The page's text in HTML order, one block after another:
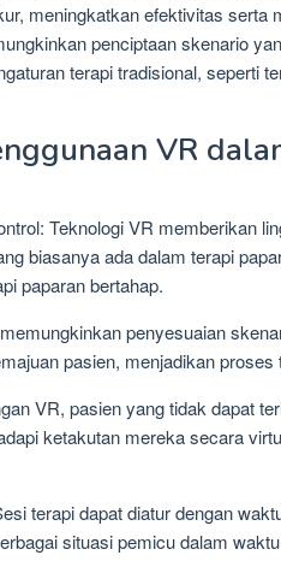
meningkatkan efektivitas serta
penciptaan skenario
terapi tradisional, seperti
VR
Teknologi VR memberikan
biasanya ada dalam terapi
paparan bertahap.
penyesuaian
pasien, menjadikan proses
VR, pasien yang tidak dapat
ketakutan mereka secara
terapi dapat diatur dengan
situasi pemicu dalam